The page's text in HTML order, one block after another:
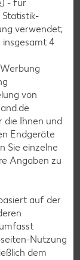
) - für
verwendet;
insgesamt 4
von
die Ihnen und
Endgeräte
Sie einzelne
Angaben zu
auf der
Nutzung
dem